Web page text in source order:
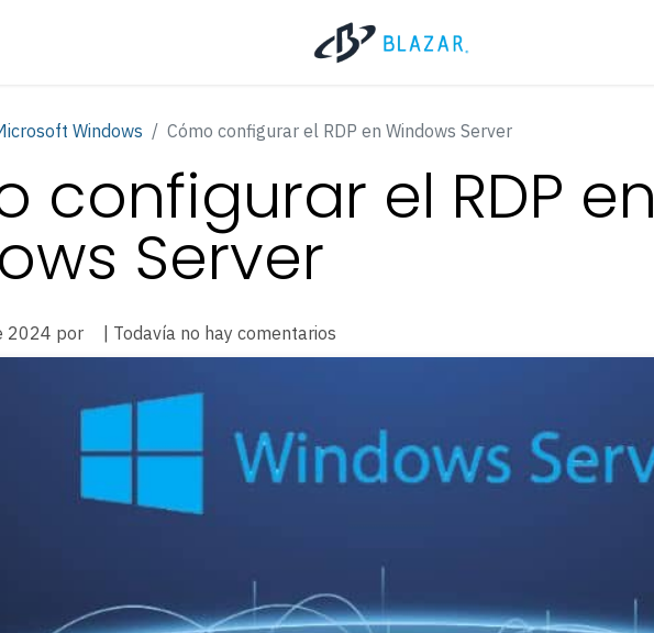
Windows Cómo configurar el RDP en Windows Server
configurar el RDP en
Server
2024 por | Todavía no hay comentarios